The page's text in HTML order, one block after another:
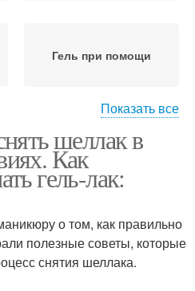
Гель при помощи
Пилка в помощь
Ногти в домашних
условиях
Показать все
шеллак в
Как
гель-лак:
о том, как правильно
полезные советы, которые
снятия шеллака.